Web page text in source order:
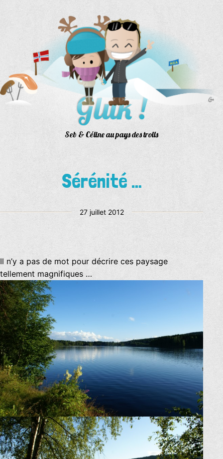
Gluk !
Seb & Céline au pays des trolls
Sérénité …
Publié
27 juillet 2012
Il n’y a pas de mot pour décrire ces paysage
tellement magnifiques …